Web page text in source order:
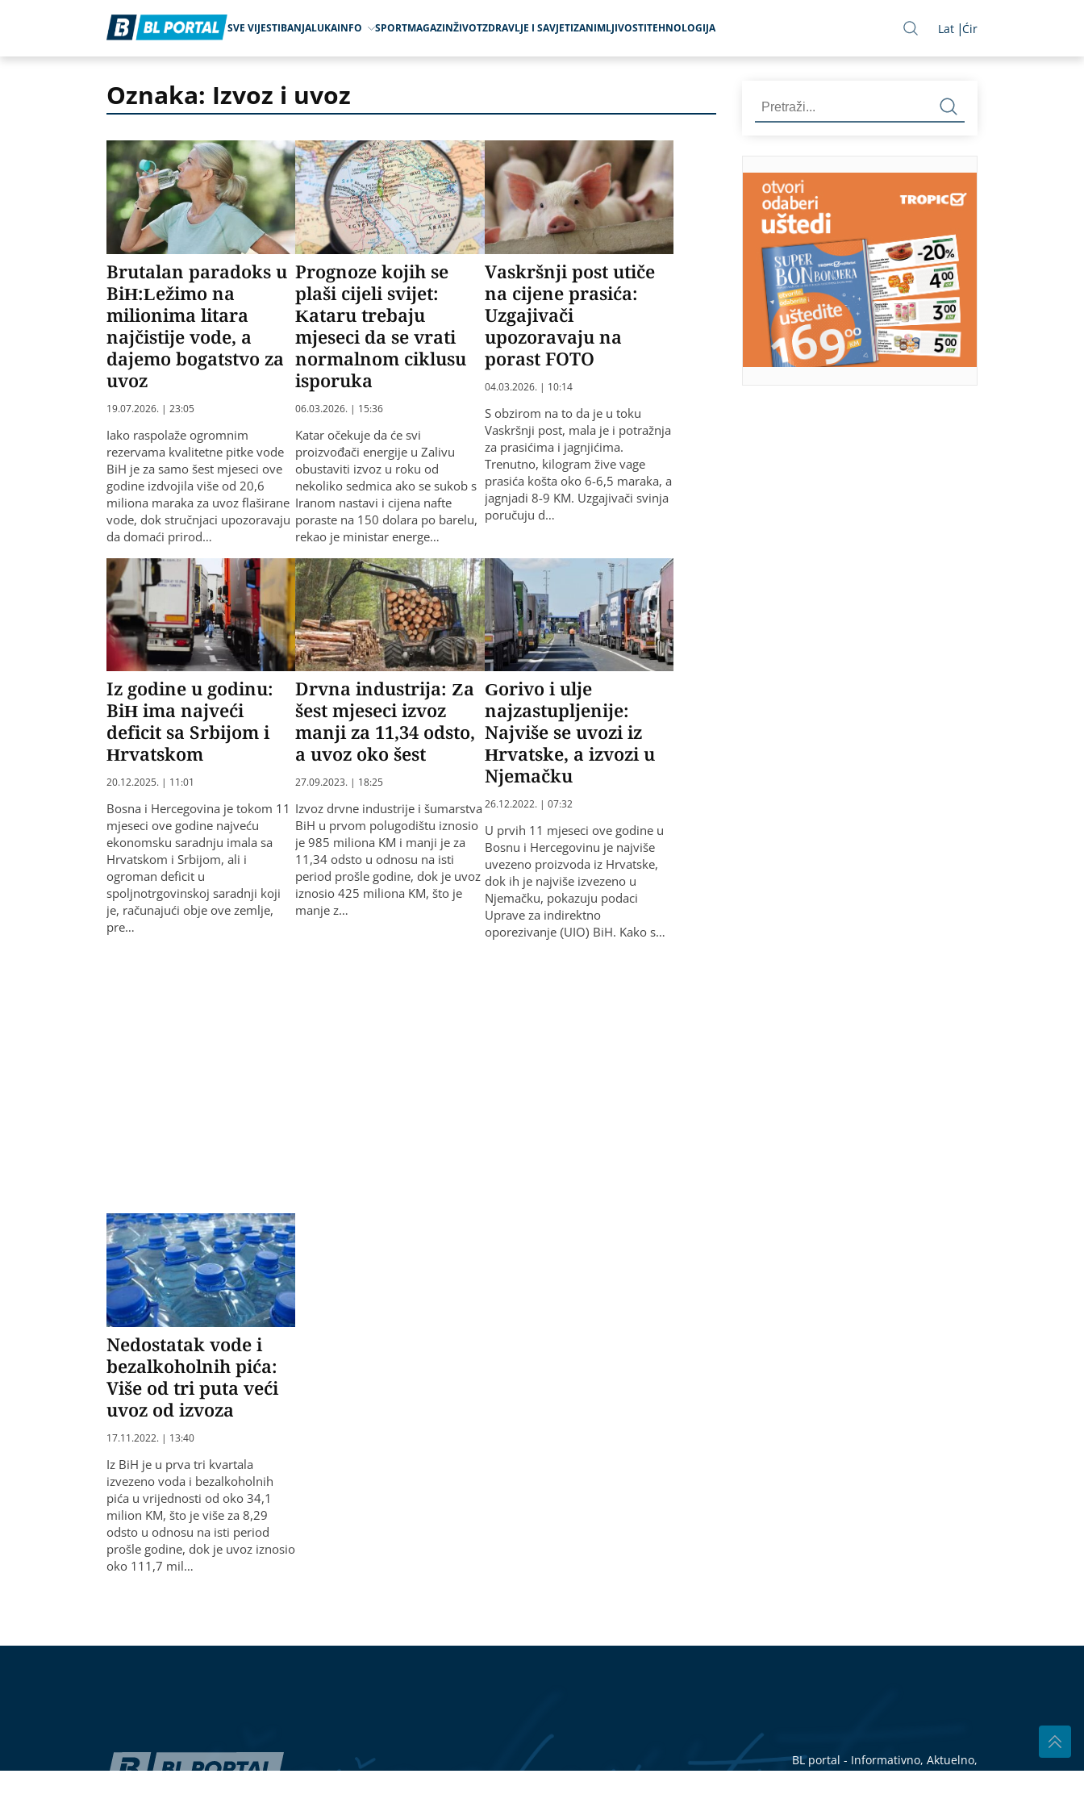
SVE VIJESTIBANJALUKAINFO SPORTMAGAZINŽIVOTZDRAVLJE I SAVJETIZANIMLJIVOSTITEHNOLOGIJA Lat Ćir
Oznaka: Izvoz i uvoz
Brutalan paradoks u
BiH:Ležimo na
milionima litara
najčistije vode, a
dajemo bogatstvo za
uvoz
19.07.2026. | 23:05
Iako raspolaže ogromnim
rezervama kvalitetne pitke vode
BiH je za samo šest mjeseci ove
godine izdvojila više od 20,6
miliona maraka za uvoz flaširane
vode, dok stručnjaci upozoravaju
da domaći prirod…
Prognoze kojih se
plaši cijeli svijet:
Kataru trebaju
mjeseci da se vrati
normalnom ciklusu
isporuka
06.03.2026. | 15:36
Katar očekuje da će svi
proizvođači energije u Zalivu
obustaviti izvoz u roku od
nekoliko sedmica ako se sukob s
Iranom nastavi i cijena nafte
poraste na 150 dolara po barelu,
rekao je ministar energe…
Vaskršnji post utiče
na cijene prasića:
Uzgajivači
upozoravaju na
porast FOTO
04.03.2026. | 10:14
S obzirom na to da je u toku
Vaskršnji post, mala je i potražnja
za prasićima i jagnjićima.
Trenutno, kilogram žive vage
prasića košta oko 6-6,5 maraka, a
jagnjadi 8-9 KM. Uzgajivači svinja
poručuju d…
Iz godine u godinu:
BiH ima najveći
deficit sa Srbijom i
Hrvatskom
20.12.2025. | 11:01
Bosna i Hercegovina je tokom 11
mjeseci ove godine najveću
ekonomsku saradnju imala sa
Hrvatskom i Srbijom, ali i
ogroman deficit u
spoljnotrgovinskoj saradnji koji
je, računajući obje ove zemlje,
pre…
Drvna industrija: Za
šest mjeseci izvoz
manji za 11,34 odsto,
a uvoz oko šest
27.09.2023. | 18:25
Izvoz drvne industrije i šumarstva
BiH u prvom polugodištu iznosio
je 985 miliona KM i manji je za
11,34 odsto u odnosu na isti
period prošle godine, dok je uvoz
iznosio 425 miliona KM, što je
manje z…
Gorivo i ulje
najzastupljenije:
Najviše se uvozi iz
Hrvatske, a izvozi u
Njemačku
26.12.2022. | 07:32
U prvih 11 mjeseci ove godine u
Bosnu i Hercegovinu je najviše
uvezeno proizvoda iz Hrvatske,
dok ih je najviše izvezeno u
Njemačku, pokazuju podaci
Uprave za indirektno
oporezivanje (UIO) BiH. Kako s…
Nedostatak vode i
bezalkoholnih pića:
Više od tri puta veći
uvoz od izvoza
17.11.2022. | 13:40
Iz BiH je u prva tri kvartala
izvezeno voda i bezalkoholnih
pića u vrijednosti od oko 34,1
milion KM, što je više za 8,29
odsto u odnosu na isti period
prošle godine, dok je uvoz iznosio
oko 111,7 mil…
BL portal - Informativno, Aktuelno,
Tačno